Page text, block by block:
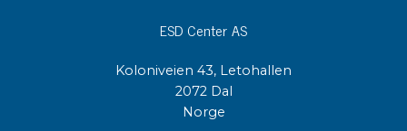
ESD Center AS
Koloniveien 43, Letohallen
2072 Dal
Norge